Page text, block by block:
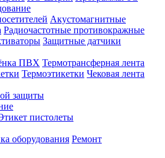
Акустомагнитные
Радиочастотные противокражные
Защитные датчики
ПВХ Термотрансферная лента
Термоэтикетки Чековая лента
защиты
пистолеты
оборудования Ремонт